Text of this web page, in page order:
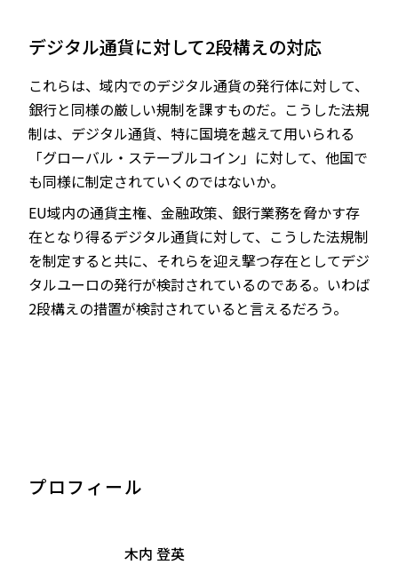
デジタル通貨に対して2段構えの対応
これらは、域内でのデジタル通貨の発行体に対して、
銀行と同様の厳しい規制を課すものだ。こうした法規
制は、デジタル通貨、特に国境を越えて用いられる
「グローバル・ステーブルコイン」に対して、他国で
も同様に制定されていくのではないか。
EU域内の通貨主権、金融政策、銀行業務を脅かす存
在となり得るデジタル通貨に対して、こうした法規制
を制定すると共に、それらを迎え撃つ存在としてデジ
タルユーロの発行が検討されているのである。いわば
2段構えの措置が検討されていると言えるだろう。
プロフィール
木内 登英